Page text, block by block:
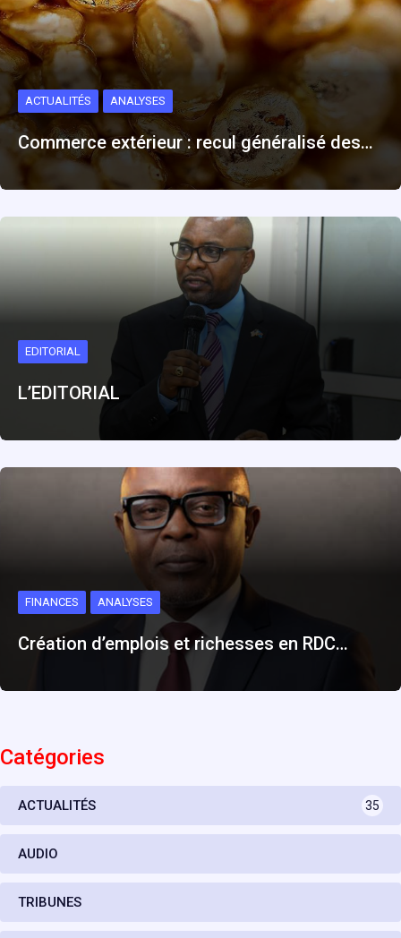
ACTUALITÉS ANALYSES
Commerce extérieur : recul généralisé des…
EDITORIAL
L’EDITORIAL
FINANCES ANALYSES
Création d’emplois et richesses en RDC…
Catégories
ACTUALITÉS 35
AUDIO
TRIBUNES